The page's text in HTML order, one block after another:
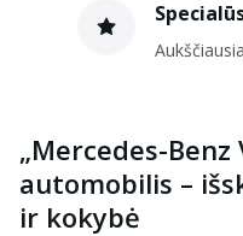
„Mercedes-
automobilis –
ir kokybė